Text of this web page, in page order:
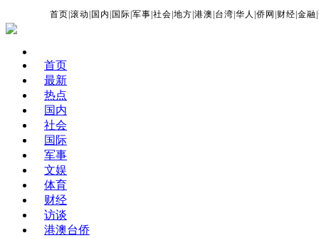
首页 |滚动 国内 国际 |军事 |社会 |地方 |港澳 台湾 |华人 |侨网 财经 |金融 |
首页
最新
热点
国内
社会
国际
军事
文娱
体育
财经
访谈
港澳台侨